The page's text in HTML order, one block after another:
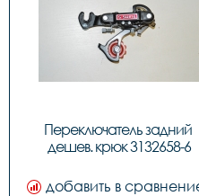
Переключатель задний
дешев. крюк 3132658-6
добавить в